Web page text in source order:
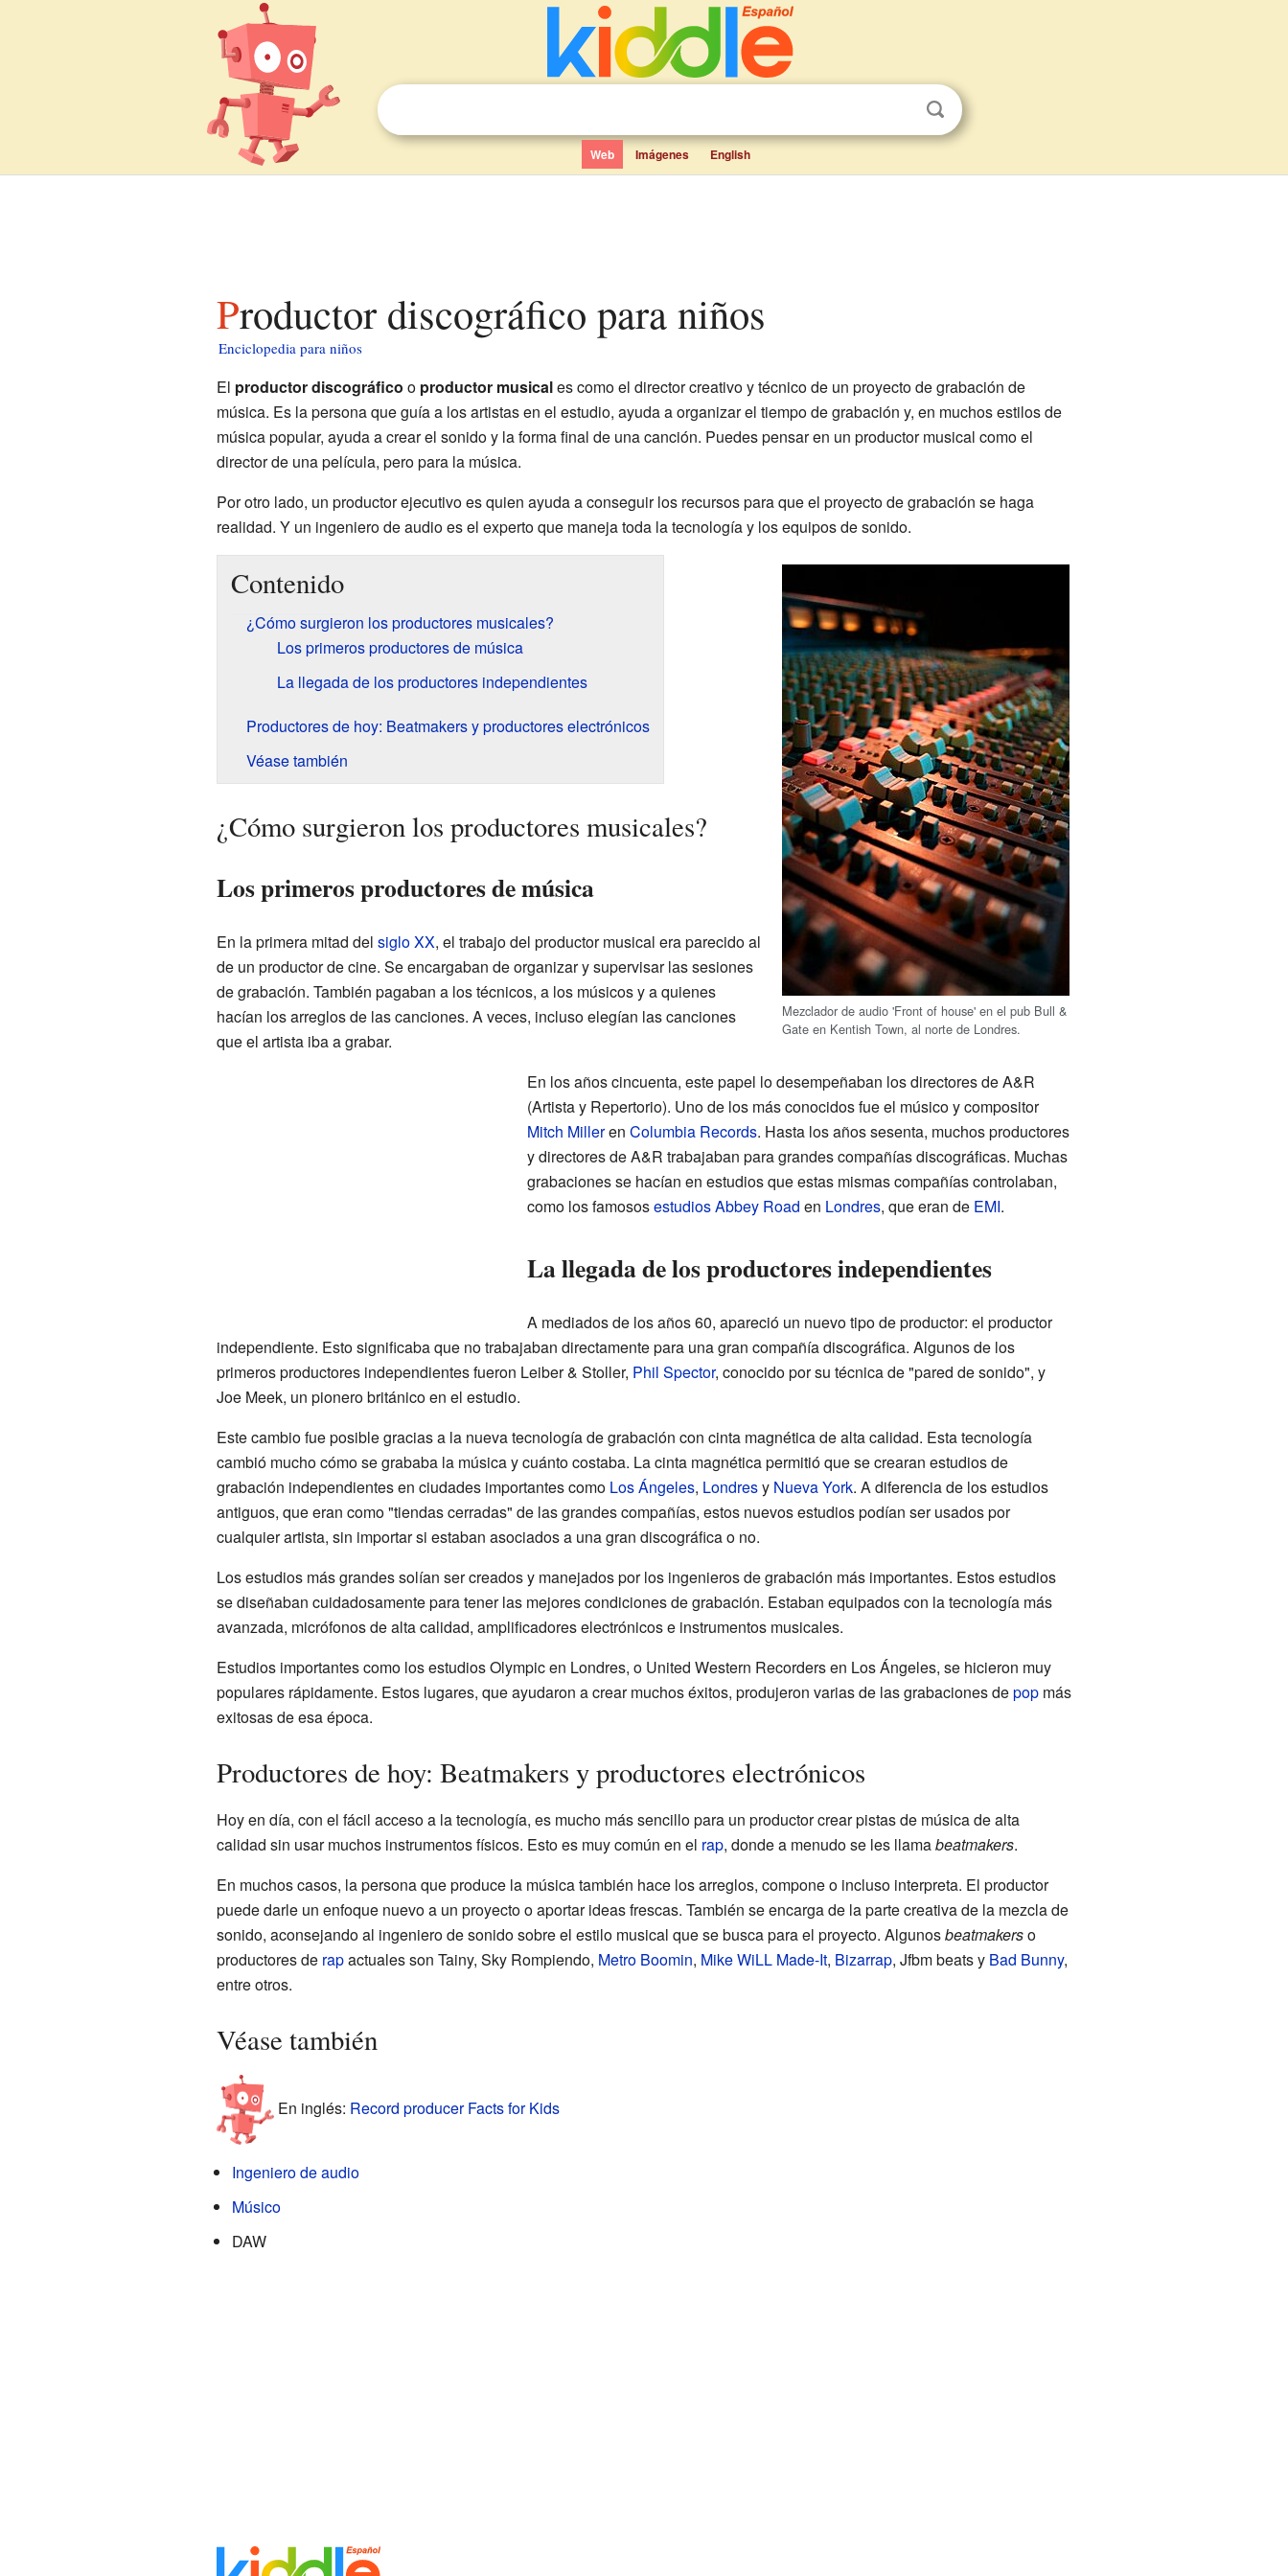
Web Imágenes English
Productor discográfico para niños
Enciclopedia para niños
El productor discográfico o productor musicales como el director creativo y técnico de un proyecto de grabación de
música. Es la persona que guía a los artistas en el estudio, ayuda a organizar el tiempo de grabación y, en muchos estilos de
música popular, ayuda a crear el sonido y la forma final de una canción. Puedes pensar en un productor musical como el
director de una película, pero para la música.
Por otro lado, un productor ejecutivo es quien ayuda a conseguir los recursos para que el proyecto de grabación se haga
realidad. Y un ingeniero de audio es el experto que maneja toda la tecnología y los equipos de sonido.
Mezclador de audio 'Front of house' en el pub Bull &
Gate en Kentish Town, al norte de Londres.
Contenido
¿Cómo surgieron los productores musicales?
Los primeros productores de música
La llegada de los productores independientes
Productores de hoy: Beatmakers y productores electrónicos
Véase también
¿Cómo surgieron los productores musicales?
Los primeros productores de música
En la primera mitad del siglo XX, el trabajo del productor musical era parecido al
de un productor de cine. Se encargaban de organizar y supervisar las sesiones
de grabación. También pagaban a los técnicos, a los músicos y a quienes
hacían los arreglos de las canciones. A veces, incluso elegían las canciones
que el artista iba a grabar.
En los años cincuenta, este papel lo desempeñaban los directores de A&R
(Artista y Repertorio). Uno de los más conocidos fue el músico y compositor
Mitch Milleren Columbia Records. Hasta los años sesenta, muchos productores
y directores de A&R trabajaban para grandes compañías discográficas. Muchas
grabaciones se hacían en estudios que estas mismas compañías controlaban,
como los famososestudios Abbey Road en Londres, que eran de EMI.
La llegada de los productores independientes
A mediados de los años 60, apareció un nuevo tipo de productor: el productor
independiente. Esto significaba que no trabajaban directamente para una gran compañía discográfica. Algunos de los
primeros productores independientes fueron Leiber & Stoller, Phil Spector, conocido por su técnica de "pared de sonido", y
Joe Meek, un pionero británico en el estudio.
Este cambio fue posible gracias a la nueva tecnología de grabación con cinta magnética de alta calidad. Esta tecnología
cambió mucho cómo se grababa la música y cuánto costaba. La cinta magnética permitió que se crearan estudios de
grabación independientes en ciudades importantes como Los Ángeles, Londresy Nueva York. A diferencia de los estudios
antiguos, que eran como "tiendas cerradas" de las grandes compañías, estos nuevos estudios podían ser usados por
cualquier artista, sin importar si estaban asociados a una gran discográfica o no.
Los estudios más grandes solían ser creados y manejados por los ingenieros de grabación más importantes. Estos estudios
se diseñaban cuidadosamente para tener las mejores condiciones de grabación. Estaban equipados con la tecnología más
avanzada, micrófonos de alta calidad, amplificadores electrónicos e instrumentos musicales.
Estudios importantes como los estudios Olympic en Londres, o United Western Recorders en Los Ángeles, se hicieron muy
populares rápidamente. Estos lugares, que ayudaron a crear muchos éxitos, produjeron varias de las grabaciones depopmás
exitosas de esa época.
Productores de hoy: Beatmakers y productores electrónicos
Hoy en día, con el fácil acceso a la tecnología, es mucho más sencillo para un productor crear pistas de música de alta
calidad sin usar muchos instrumentos físicos. Esto es muy común en el rap, donde a menudo se les llamabeatmakers.
En muchos casos, la persona que produce la música también hace los arreglos, compone o incluso interpreta. El productor
puede darle un enfoque nuevo a un proyecto o aportar ideas frescas. También se encarga de la parte creativa de la mezcla de
sonido, aconsejando al ingeniero de sonido sobre el estilo musical que se busca para el proyecto. Algunosbeatmakerso
productores de rapactuales son Tainy, Sky Rompiendo, Metro Boomin, Mike WiLL Made-It, Bizarrap, Jfbm beats y Bad Bunny,
entre otros.
Véase también
En inglés: Record producer Facts for Kids
Ingeniero de audio
Músico
DAW